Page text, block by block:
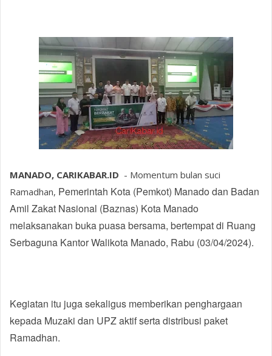
MANADO, CARIKABAR.ID - Momentum bulan suci
Ramadhan, Pemerintah Kota (Pemkot) Manado dan Badan
Amil Zakat Nasional (Baznas) Kota Manado
melaksanakan buka puasa bersama, bertempat di Ruang
Serbaguna Kantor Walikota Manado, Rabu (03/04/2024).
Kegiatan itu juga sekaligus memberikan penghargaan
kepada Muzaki dan UPZ aktif serta distribusi paket
Ramadhan.